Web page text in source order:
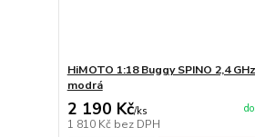
HiMOTO 1:18 Buggy SPINO 2,4
modrá
2 190 Kč/ks
1 810 Kč bez DPH